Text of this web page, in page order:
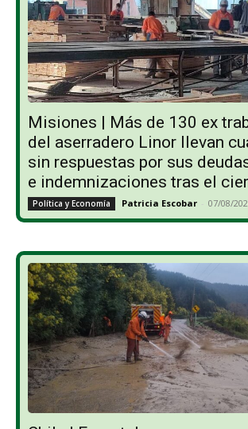
Misiones | Más de 130 ex
del aserradero Linor llevan
sin respuestas por sus
e indemnizaciones tras el
Política y Economía Patricia Escobar - 07/08/